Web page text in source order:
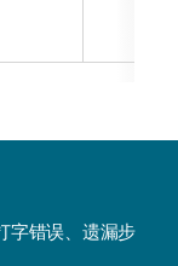
字错误、遗漏步